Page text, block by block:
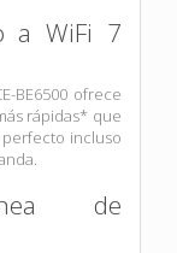
a WiFi 7
BE6500 ofrece
rápidas* que
incluso
de